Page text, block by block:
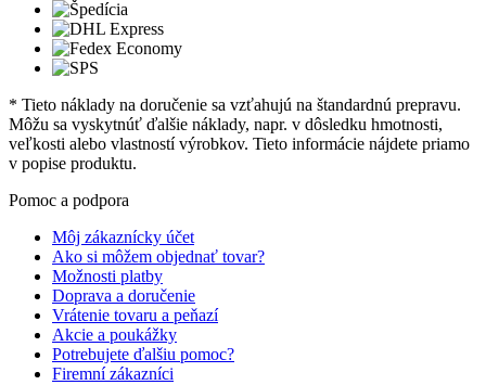
* Tieto náklady na doručenie sa vzťahujú na štandardnú prepravu.
Môžu sa vyskytnúť ďalšie náklady, napr. v dôsledku hmotnosti,
veľkosti alebo vlastností výrobkov. Tieto informácie nájdete priamo
v popise produktu.
Pomoc a podpora
Môj zákaznícky účet
Ako si môžem objednať tovar?
Možnosti platby
Doprava a doručenie
Vrátenie tovaru a peňazí
Akcie a poukážky
Potrebujete ďalšiu pomoc?
Firemní zákazníci